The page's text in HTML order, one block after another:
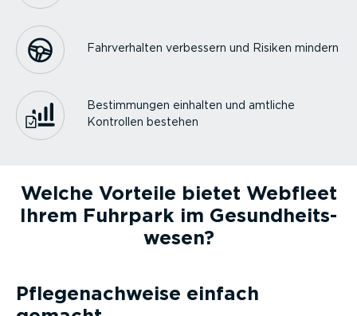
Fahrver­halten verbessern und Risiken mindern
Bestim­mungen einhalten und amtliche
Kontrollen bestehen
Welche Vorteile bietet Webfleet
Ihrem Fuhrpark im Gesund­heits­
wesen?
Pflegenach­weise einfach